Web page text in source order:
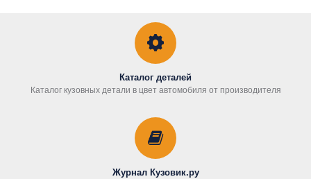
Каталог деталей
Каталог кузовных детали в цвет автомобиля от производителя
Журнал Кузовик.ру